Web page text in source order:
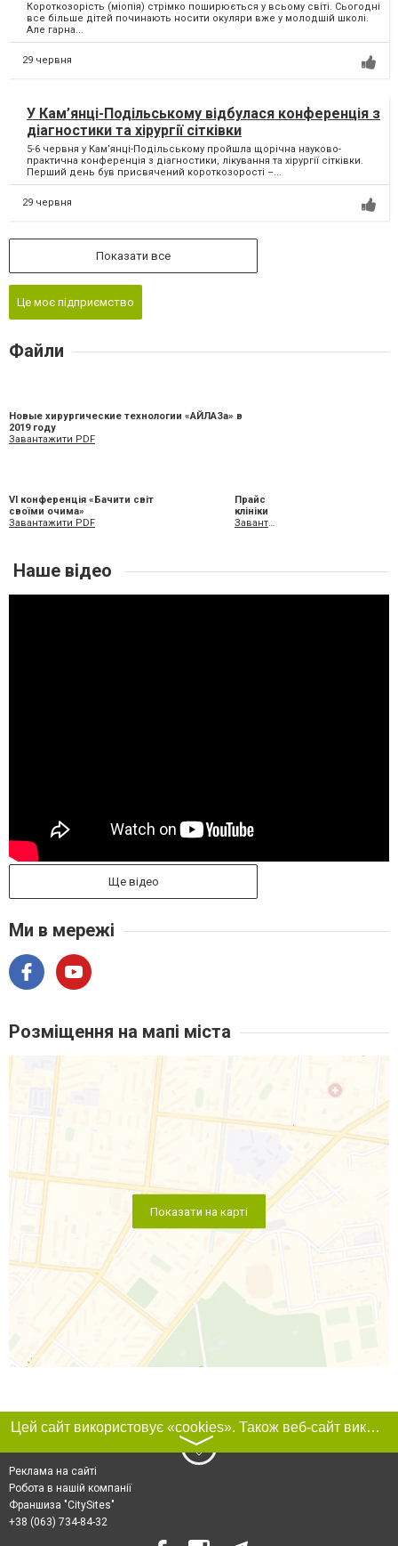
Короткозорість (міопія) стрімко поширюється у всьому світі. Сьогодні
все більше дітей починають носити окуляри вже у молодшій школі.
Але гарна...
29 червня
У Кам’янці-Подільському відбулася конференція з
діагностики та хірургії сітківки
5-6 червня у Кам’янці-Подільському пройшла щорічна науково-
практична конференція з діагностики, лікування та хірургії сітківки.
Перший день був присвячений короткозорості –...
29 червня
Показати все
Це моє підприємство
Файли
Новые хирургические технологии «АЙЛАЗа» в
2019 году
Завантажити PDF
VI конференція «Бачити світ
своїми очима»
Завантажити PDF
Прайс
клініки
Завантажити XLS
Наше відео
Ще відео
Ми в мережі
Розміщення на мапі міста
Показати на карті
Цей сайт використовує «cookies». Також веб-сайт використовує інтернет-сервіс для збору технічних даних стосовно відвідувачів з метою отримання маркетингової та статистичної інформації. Умови обробки даних відвідувачів сайту див.
〉
Реклама на сайті
Робота в нашій компанії
Франшиза "CitySites"
+38 (063) 734-84-32